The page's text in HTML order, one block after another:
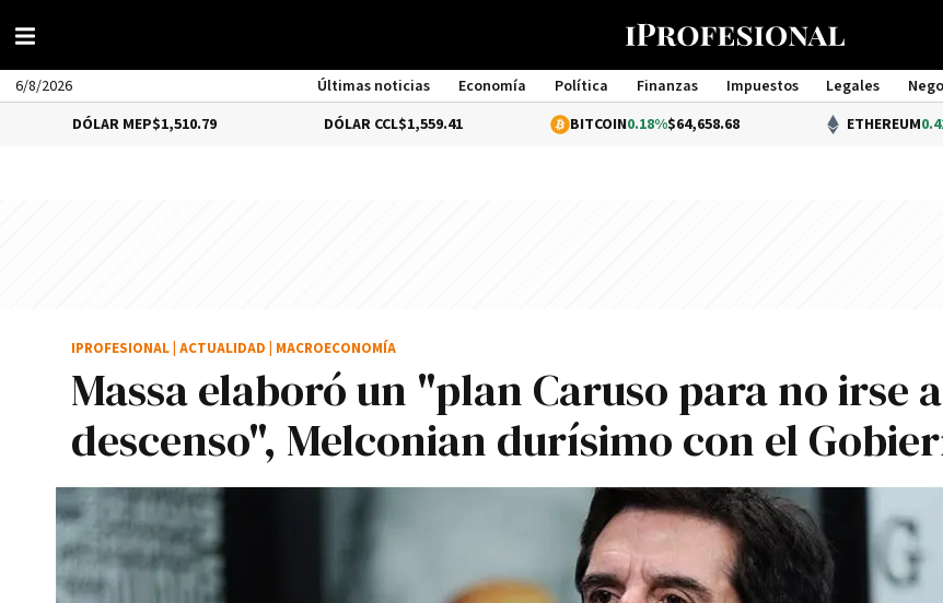
6/8/2026 Últimas noticias Economía Política Finanzas Impuestos Legales
Management
$1,510.79 $1,559.41 0.18%$64,658.68 ETHEREUM0.41%$1,905.45
Massa elaboró un "plan Caruso para no irse
descenso", Melconian durísimo con el
IPROFESIONAL ACTUALIDAD MACROECONOMÍA